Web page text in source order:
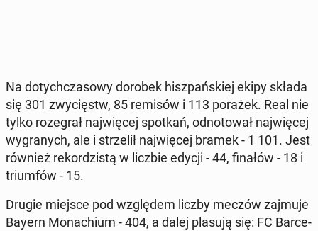
Na do­tych­cza­so­wy dorobek hisz­pań­skiej ekipy składa
się 301 zwy­cięstw, 85 remisów i 113 porażek. Real nie
tylko ro­ze­grał naj­wię­cej spotkań, od­no­to­wał naj­wię­cej
wy­gra­nych, ale i strze­lił naj­wię­cej bramek - 1 101. Jest
również re­kor­dzi­stą w liczbie edycji - 44, finałów - 18 i
trium­fów - 15.
Drugie miejsce pod wzglę­dem liczby meczów zajmuje
Bayern Mo­na­chium - 404, a dalej plasują się: FC Bar­ce­